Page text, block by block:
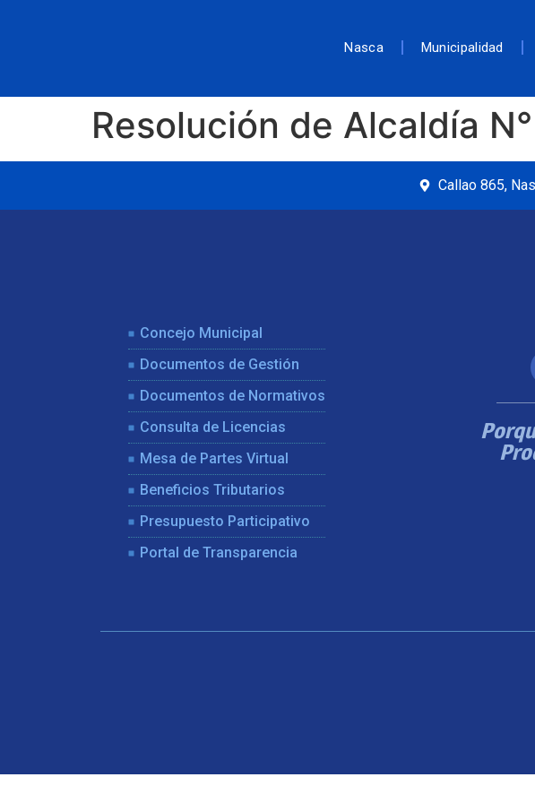
Nasca Municipalidad
Resolución de Alcaldía
Callao 865,
Concejo Municipal
Documentos de Gestión
Documentos de Normativos
Consulta de Licencias
Mesa de Partes Virtual
Beneficios Tributarios
Presupuesto Participativo
Portal de Transparencia